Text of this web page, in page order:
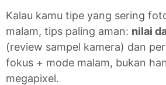
Kalau kamu tipe yang sering
malam, tips paling aman: nilai
(review sampel kamera) dan
fokus + mode malam, bukan
megapixel.